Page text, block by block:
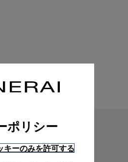
術特性
ポリシー
キーのみを許可する